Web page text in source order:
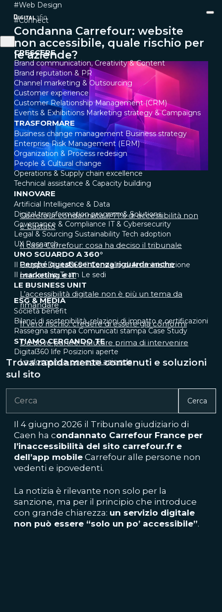
CRESCERE
Brand communication, Creativity & Content
Brand reputation & PR
Channel marketing & Outsourcing
Customer experience
Customer Relationship Management (CRM)
Events & Exhibitions Marketing strategy & Campaigns
TRASFORMARE
Business change management Business strategy
Enterprise Risk Management (ERM)
Organization & Process redesign
People & Cultural change
Operations & Supply chain excellence
Technical assistance & Capacity building
INNOVARE
Artificial Intelligence & Data
Digital transformation program & Solutions
Governance & Compliance IT & Cybersecurity
Legal & Sourcing Sustainability Tech adoption
UX Research
UNO SGUARDO A 360°
Il Gruppo Digital360 Il Consiglio di Amministrazione
Il Leadership Team Le sedi
LE BUSINESS UNIT
ESG & MEDIA
Società benefit
Bilanci di sostenibilità, relazioni di impatto e certificazioni
Rassegna stampa Comunicati stampa Case Study
STIAMO CERCANDO TE
Digital360 life Posizioni aperte
Trova rapidamente contenuti e soluzioni
sul sito
Cerca
#Web Design
#Connect
Condanna Carrefour: website
non accessibile, quale rischio per
le aziende?
Carrefour condannata: il 71% di accessibilità non
è bastato
Il caso Carrefour: cosa ha deciso il tribunale
Perché questa sentenza riguarda anche
marketing e IT
L’accessibilità digitale non è più un tema da
rimandare
Il vero rischio: credere di essere già conformi
Da dove partire: valutare prima di intervenire
La domanda per ogni azienda
Il 4 giugno 2026 il Tribunale giudiziario di
Caen ha condannato Carrefour France per
l’inaccessibilità del sito carrefour.fr e
dell’app mobile Carrefour alle persone non
vedenti e ipovedenti.
La notizia è rilevante non solo per la
sanzione, ma per il principio che introduce
con grande chiarezza: un servizio digitale
non può essere “solo un po’ accessibile”.